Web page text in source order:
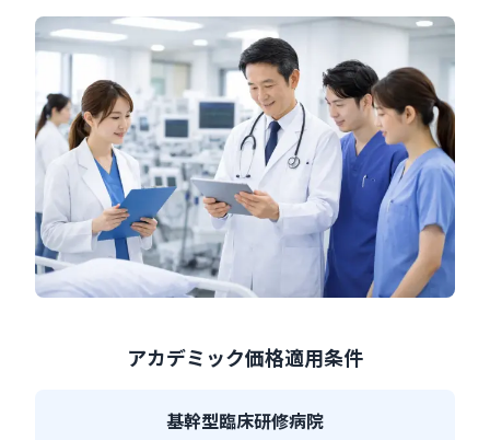
アカデミック価格適用条件
基幹型臨床研修病院